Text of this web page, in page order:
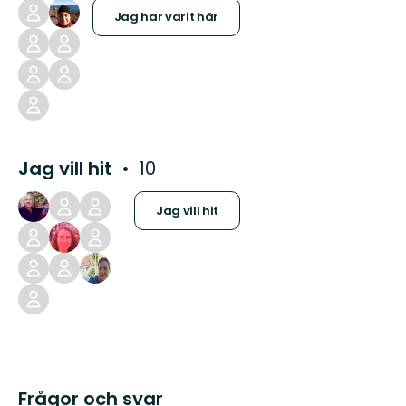
Jag har varit här
Jag vill hit 10
Jag vill hit
Frågor och svar